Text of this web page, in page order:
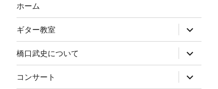
ホーム
ギター教室
ブ
メ
ニ
ュ
ー
を
展
橋口武史について
ブ
メ
ニ
ュ
コンサート
ブ